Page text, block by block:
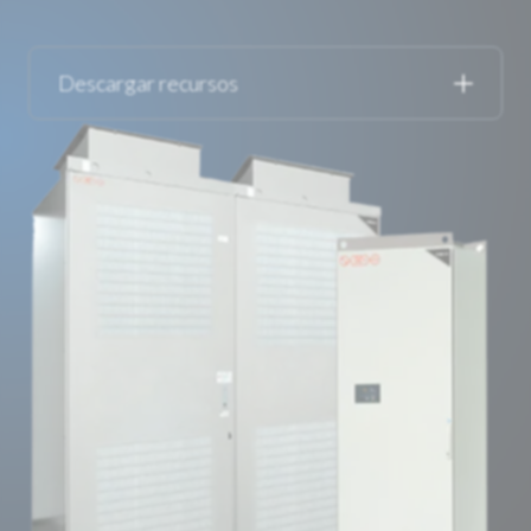
Descargar recursos